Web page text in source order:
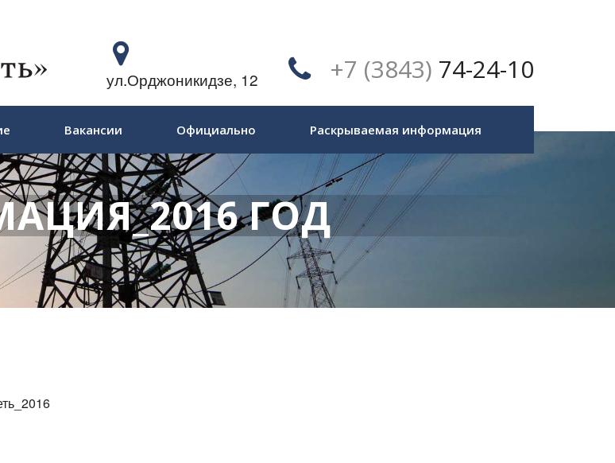
ул.Орджоникидзе, 12 +7 (3843) 74-24-10
Вакансии Официально Раскрываемая информация
ГОД